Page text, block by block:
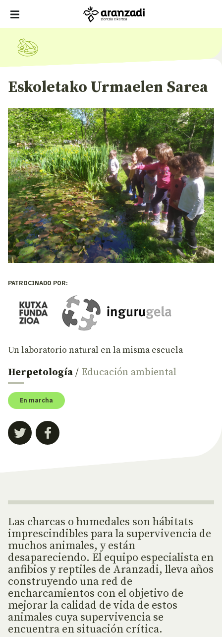
Eskoletako Urmaelen Sarea
PATROCINADO POR:
Un laboratorio natural en la misma escuela
Herpetología / Educación ambiental
En marcha
Las charcas o humedales son hábitats
imprescindibles para la supervivencia de
muchos animales, y están
desapareciendo. El equipo especialista en
anfibios y reptiles de Aranzadi, lleva años
construyendo una red de
encharcamientos con el objetivo de
mejorar la calidad de vida de estos
animales cuya supervivencia se
encuentra en situación crítica.